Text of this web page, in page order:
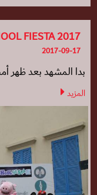
FIESTA 2017
2017-09-17
بدا المشهد بعد ظهر
المزيد